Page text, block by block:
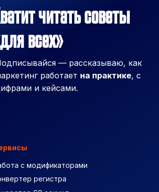
читать советы
всех»
— рассказываю, как
работает на практике, с
и кейсами.
с модификаторами
регистра